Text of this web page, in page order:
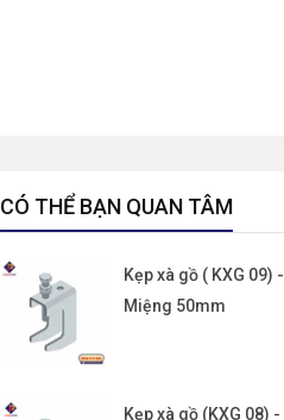
CÓ THỂ BẠN QUAN TÂM
Kẹp xà gồ ( KXG 09) -
Miệng 50mm
Kẹp xà gồ (KXG 08) -